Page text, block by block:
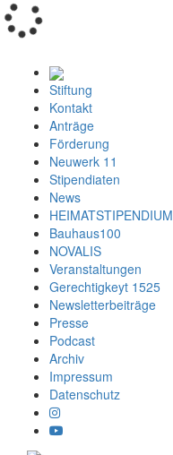
Stiftung
Kontakt
Anträge
Förderung
Neuwerk 11
Stipendiaten
News
HEIMATSTIPENDIUM
Bauhaus100
NOVALIS
Veranstaltungen
Gerechtigkeyt 1525
Newsletterbeiträge
Presse
Podcast
Archiv
Impressum
Datenschutz